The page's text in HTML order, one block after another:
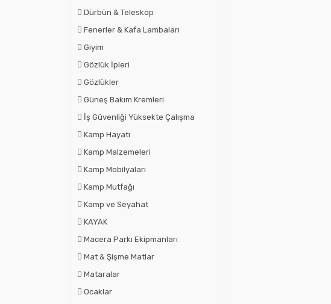
Dürbün & Teleskop
Fenerler & Kafa Lambaları
Giyim
Gözlük İpleri
Gözlükler
Güneş Bakım Kremleri
İş Güvenliği Yüksekte Çalışma
Kamp Hayatı
Kamp Malzemeleri
Kamp Mobilyaları
Kamp Mutfağı
Kamp ve Seyahat
KAYAK
Macera Parkı Ekipmanları
Mat & Şişme Matlar
Mataralar
Ocaklar